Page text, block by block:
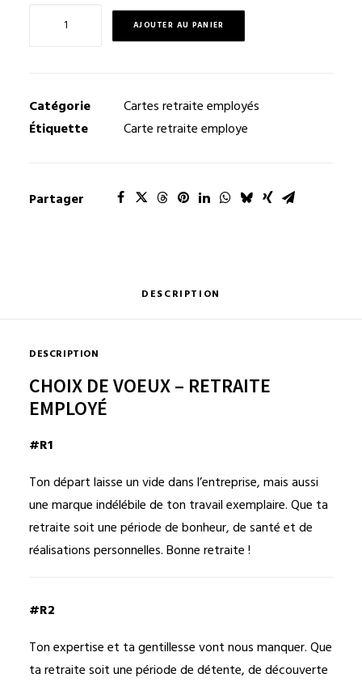
employé
R05
AJOUTER AU PANIER
Catégorie
Cartes retraite employés
Étiquette
Carte retraite employe
Partager
DESCRIPTION
DESCRIPTION
CHOIX DE VOEUX – RETRAITE
EMPLOYÉ
#R1
Ton départ laisse un vide dans l’entreprise, mais aussi
une marque indélébile de ton travail exemplaire. Que ta
retraite soit une période de bonheur, de santé et de
réalisations personnelles. Bonne retraite !
#R2
Ton expertise et ta gentillesse vont nous manquer. Que
ta retraite soit une période de détente, de découverte